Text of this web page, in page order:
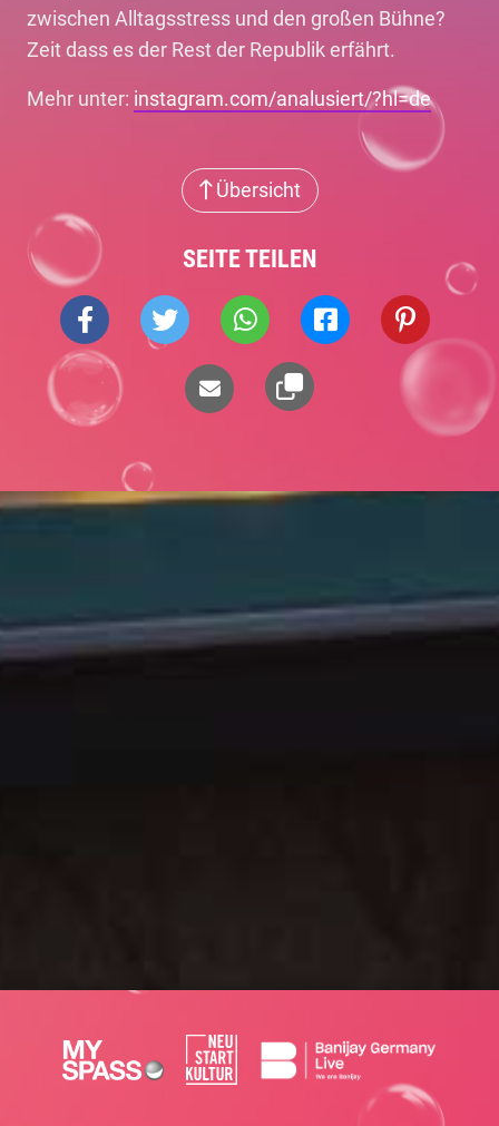
zwischen Alltagsstress und den großen Bühne?
Zeit dass es der Rest der Republik erfährt.
Mehr unter: instagram.com/analusiert/?hl=de
Übersicht
SEITE TEILEN